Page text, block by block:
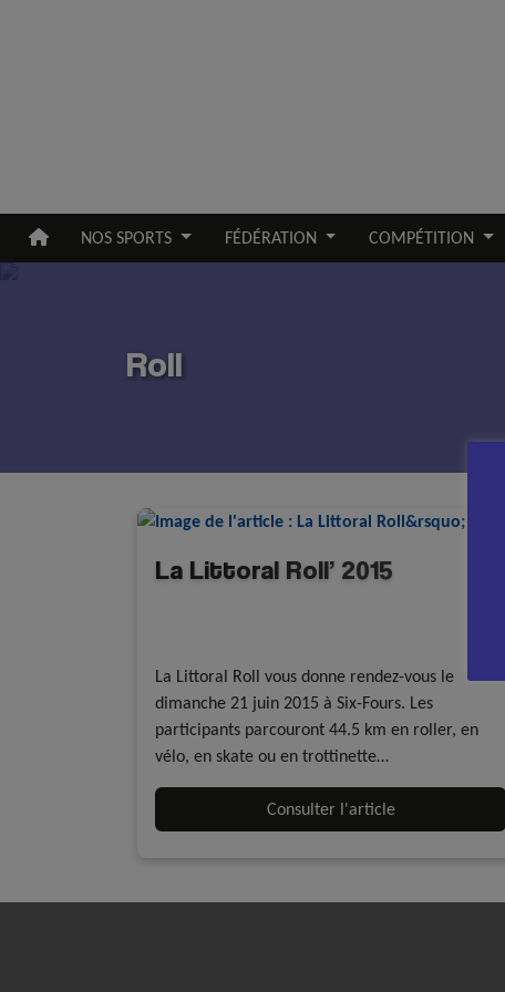
NOS SPORTS FÉDÉRATION COMPÉTITION
Roll
La Littoral Roll’ 2015
La Littoral Roll vous donne rendez-vous le
dimanche 21 juin 2015 à Six-Fours. Les
participants parcouront 44.5 km en roller, en
vélo, en skate ou en trottinette…
Consulter l'article